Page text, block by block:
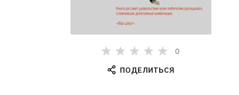
0
ПОДЕЛИТЬСЯ